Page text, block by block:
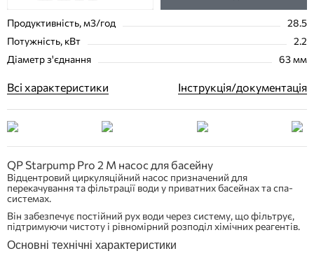
Продуктивність, м3/год
28.5
Потужність, кВт
2.2
Діаметр з'єднання
63 мм
Всі характеристики Інструкція/документація
QP Starpump Pro 2 M насос для басейну
Відцентровий циркуляційний насос призначений для
перекачування та фільтрації води у приватних басейнах та спа-
системах.
Він забезпечує постійний рух води через систему, що фільтрує,
підтримуючи чистоту і рівномірний розподіл хімічних реагентів.
Основні технічні характеристики